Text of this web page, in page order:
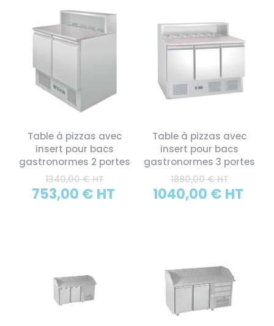
Table à pizzas avec
insert pour bacs
gastronormes 2 portes
1340,00 € HT
753,00 € HT
Table à pizzas avec
insert pour bacs
gastronormes 3 portes
1880,00 € HT
1040,00 € HT